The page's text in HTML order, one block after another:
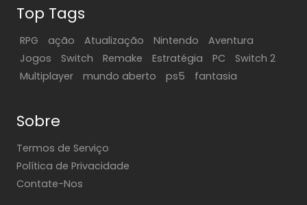
Top Tags
RPG ação Atualização Nintendo
Aventura
Jogos
Switch Remake Estratégia PC
Switch 2
Multiplayer
mundo aberto ps5 fantasia
Sobre
Termos de Serviço
Política de Privacidade
Contate-Nos